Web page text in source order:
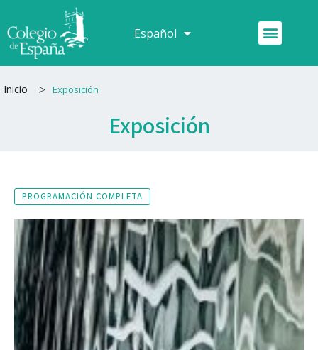
al
contenido
Español
Français Menú
Inicio > Exposición
Exposición
PROGRAMACIÓN COMPLETA